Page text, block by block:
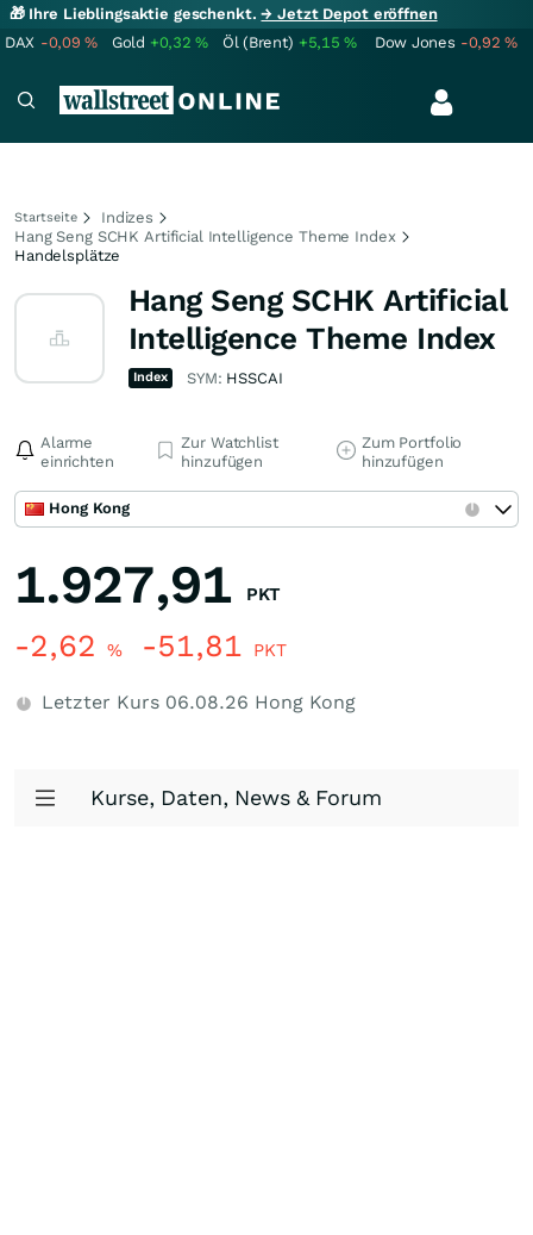
🎁 Ihre Lieblingsaktie geschenkt.→ Jetzt Depot eröffnen
DAX -0,09% Gold +0,32% Öl (Brent) +5,15% Dow Jones -0,92%
Startseite
Indizes
Hang Seng SCHK Artificial Intelligence Theme Index
Handelsplätze
Hang Seng SCHK Artificial
Intelligence Theme Index
Index SYM: HSSCAI
Alarme
einrichten
Zur Watchlist
hinzufügen
Zum Portfolio
hinzufügen
Hong Kong
1.927,91 PKT
-2,62 % -51,81 PKT
Letzter Kurs 06.08.26 Hong Kong
Kurse, Daten, News & Forum